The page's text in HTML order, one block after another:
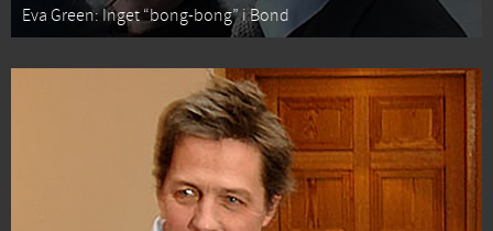
Eva Green: Inget “bong-bong” i Bond